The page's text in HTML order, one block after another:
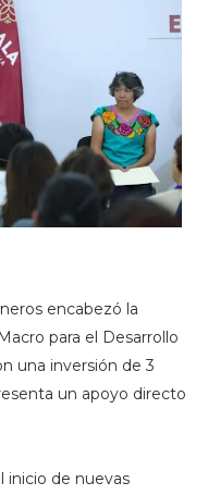
encabezó la
para el Desarrollo
una inversión de 3
un apoyo directo
inicio de nuevas